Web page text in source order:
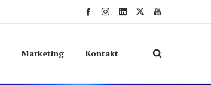
Marketing Kontakt